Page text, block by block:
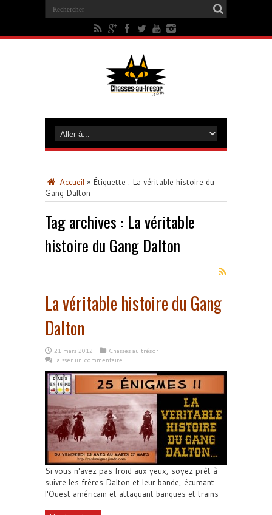
Accueil » Étiquette : La véritable histoire du
Gang Dalton
Tag archives : La véritable
histoire du Gang Dalton
La véritable histoire du Gang
Dalton
21 mars 2012
Chasses au trésor
Laisser un commentaire
Si vous n'avez pas froid aux yeux, soyez prêt à
suivre les frères Dalton et leur bande, écumant
l'Ouest américain et attaquant banques et trains